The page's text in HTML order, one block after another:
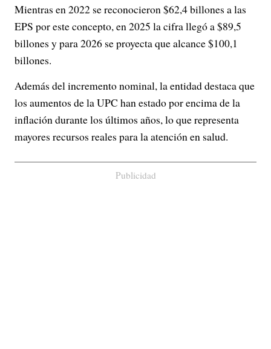
Mientras en 2022 se reconocieron $62,4 billones a las
EPS por este concepto, en 2025 la cifra llegó a $89,5
billones y para 2026 se proyecta que alcance $100,1
billones.
Además del incremento nominal, la entidad destaca que
los aumentos de la UPC han estado por encima de la
inflación durante los últimos años, lo que representa
mayores recursos reales para la atención en salud.
Publicidad